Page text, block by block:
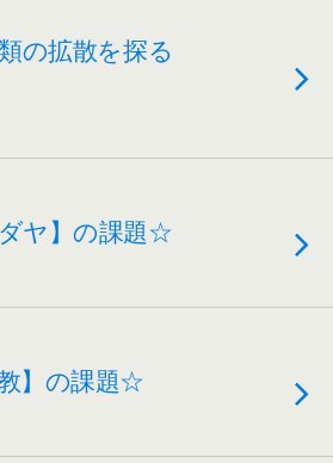
の拡散を探る
ダヤ】の課題☆
】の課題☆